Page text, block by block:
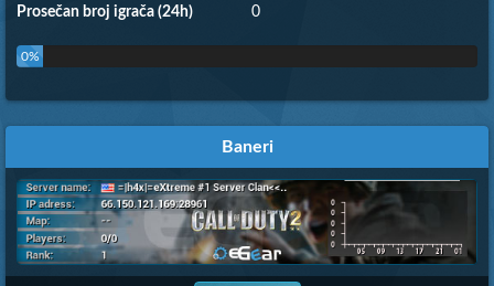
Prosečan broj igrača (24h)
0
0%
Baneri